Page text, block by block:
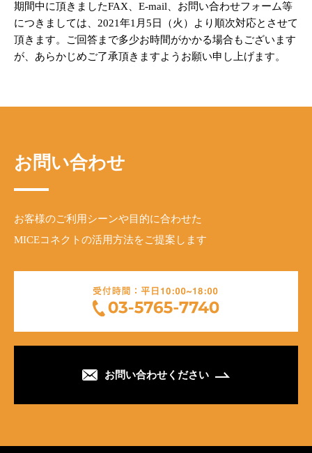
期間中に頂きましたFAX、E-mail、お問い合わせフォーム等
につきましては、2021年1月5日（火）より順次対応とさせて
頂きます。ご回答まで多少お時間がかかる場合もございます
が、あらかじめご了承頂きますようお願い申し上げます。
お問い合わせ
お客様のご利用シーンや目的に合わせた
MICEコネクトの活用方法をご提案します
お問い合わせください